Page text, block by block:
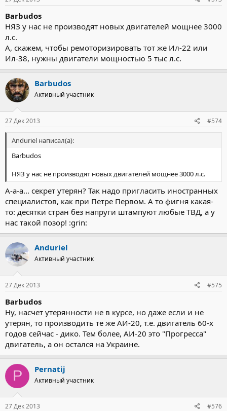
Barbudos
НЯЗ у нас не производят новых двигателей мощнее 3000
л.с.
А, скажем, чтобы ремоторизировать тот же Ил-22 или
Ил-38, нужны двигатели мощностью 5 тыс л.с.
Barbudos
Активный участник
27 Дек 2013 #574
Anduriel написал(а):
Barbudos
НЯЗ у нас не производят новых двигателей мощнее 3000 л.с.
А-а-а... секрет утерян? Так надо пригласить иностранных
специалистов, как при Петре Первом. А то фигня какая-
то: десятки стран без напруги штампуют любые ТВД, а у
нас такой позор! :grin:
Anduriel
Активный участник
27 Дек 2013 #575
Barbudos
Ну, насчет утерянности не в курсе, но даже если и не
утерян, то производить те же АИ-20, т.е. двигатель 60-х
годов сейчас - дико. Тем более, АИ-20 это "Прогресса"
двигатель, а он остался на Украине.
P Pernatij
Активный участник
27 Дек 2013 #576